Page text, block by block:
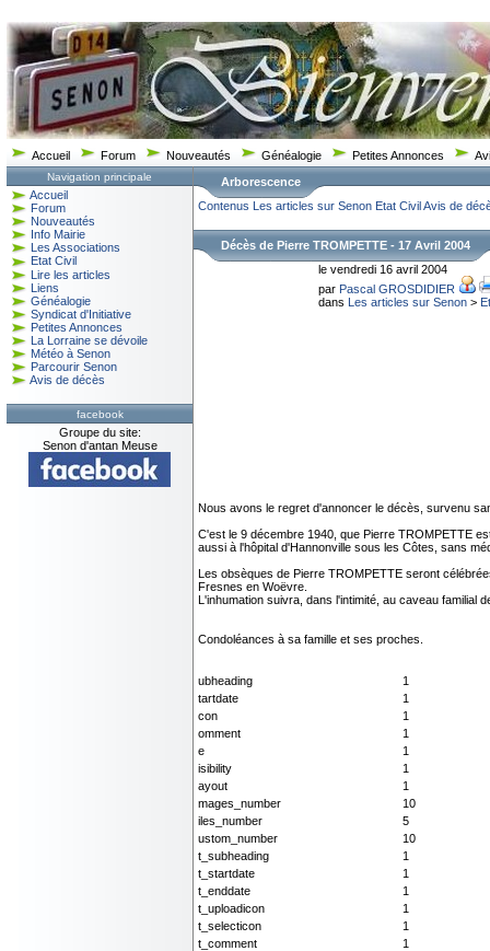
Accueil Forum Nouveautés Généalogie Petites Annonces
Navigation principale
Accueil
Forum
Nouveautés
Info Mairie
Les Associations
Etat Civil
Lire les articles
Liens
Généalogie
Syndicat d'Initiative
Petites Annonces
La Lorraine se dévoile
Météo à Senon
Parcourir Senon
Avis de décès
facebook
Groupe du site:
Senon d'antan Meuse
Arborescence
Contenus Les articles sur Senon Etat CivilAvis de
Décès de Pierre TROMPETTE - 17 Avril 2004
le vendredi 16 avril 2004
par Pascal GROSDIDIER
dans Les articles sur Senon >
Nous avons le regret d'annoncer le décès, survenu
C'est le 9 décembre 1940, que Pierre TROMPETTE
aussi à l'hôpital d'Hannonville sous les Côtes, sans
Les obsèques de Pierre TROMPETTE seront
Fresnes en Woëvre.
L'inhumation suivra, dans l'intimité, au caveau familial
Condoléances à sa famille et ses proches.
ubheading
1
tartdate
1
con
1
omment
1
e
1
isibility
1
ayout
1
mages_number
10
iles_number
5
ustom_number
10
t_subheading
1
t_startdate
1
t_enddate
1
t_uploadicon
1
t_selecticon
1
t_comment
1